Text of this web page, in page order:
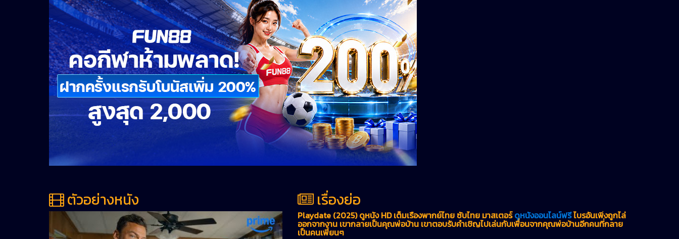
ตัวอย่างหนัง เรื่องย่อ
Playdate (2025) ดูหนัง HD เต็มเรื่องพากย์ไทย ซับไทย มาสเตอร์ดูหนังออนไลน์ฟรีไบรอันเพิ่งถูกไล่
ออกจากงาน เขากลายเป็นคุณพ่อบ้าน เขาตอบรับคำเชิญไปเล่นกับเพื่อนจากคุณพ่อบ้านอีกคนที่กลาย
เป็นคนเพี้ยนๆ